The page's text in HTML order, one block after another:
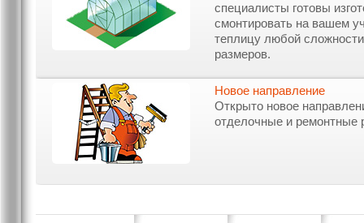
специалисты готовы
смонтировать на вашем
теплицу любой
размеров.
Новое направление
Открыто новое
отделочные и ремонтные